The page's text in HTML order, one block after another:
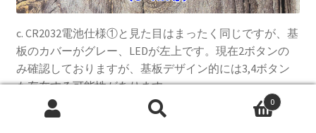
c. CR2032電池仕様①と見た目はまったく同じですが、基
板のカバーがグレー、LEDが左上です。現在2ボタンの
み確認しておりますが、基板デザイン的には3,4ボタン
も存在する可能性があります。
0